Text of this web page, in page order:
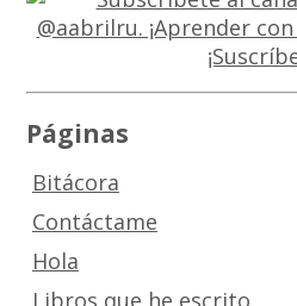
Páginas
Bitácora
Contáctame
Hola